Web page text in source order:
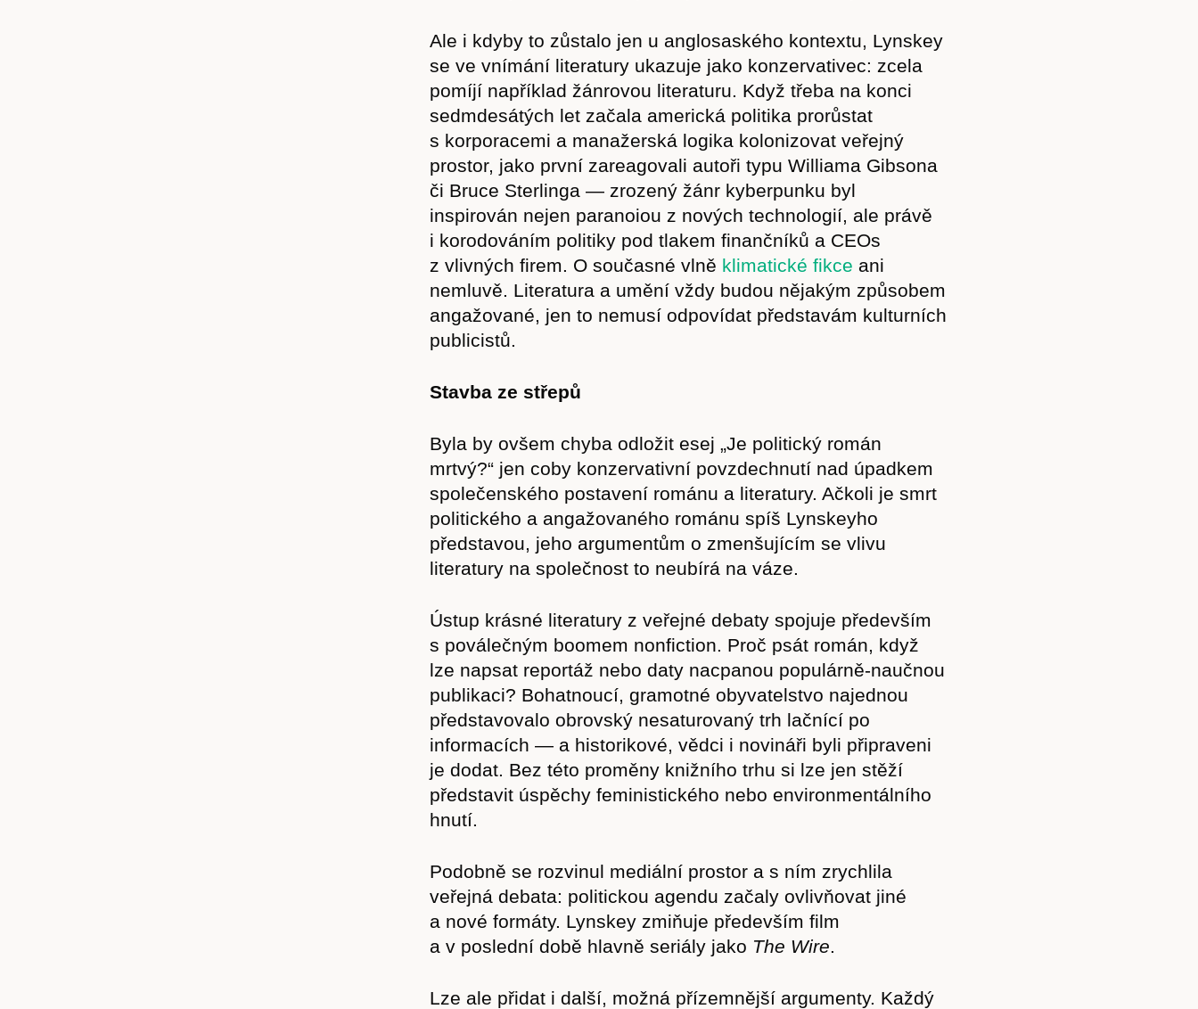
Ale i kdyby to zůstalo jen u anglosaského kontextu, Lynskey
se ve vnímání literatury ukazuje jako konzervativec: zcela
pomíjí například žánrovou literaturu. Když třeba na konci
sedmdesátých let začala americká politika prorůstat
s korporacemi a manažerská logika kolonizovat veřejný
prostor, jako první zareagovali autoři typu Williama Gibsona
či Bruce Sterlinga — zrozený žánr kyberpunku byl
inspirován nejen paranoiou z nových technologií, ale právě
i korodováním politiky pod tlakem finančníků a CEOs
z vlivných firem. O současné vlně klimatické fikce ani
nemluvě. Literatura a umění vždy budou nějakým způsobem
angažované, jen to nemusí odpovídat představám kulturních
publicistů.
Stavba ze střepů
Byla by ovšem chyba odložit esej „Je politický román
mrtvý?“ jen coby konzervativní povzdechnutí nad úpadkem
společenského postavení románu a literatury. Ačkoli je smrt
politického a angažovaného románu spíš Lynskeyho
představou, jeho argumentům o zmenšujícím se vlivu
literatury na společnost to neubírá na váze.
Ústup krásné literatury z veřejné debaty spojuje především
s poválečným boomem nonfiction. Proč psát román, když
lze napsat reportáž nebo daty nacpanou populárně-naučnou
publikaci? Bohatnoucí, gramotné obyvatelstvo najednou
představovalo obrovský nesaturovaný trh lačnící po
informacích — a historikové, vědci i novináři byli připraveni
je dodat. Bez této proměny knižního trhu si lze jen stěží
představit úspěchy feministického nebo environmentálního
hnutí.
Podobně se rozvinul mediální prostor a s ním zrychlila
veřejná debata: politickou agendu začaly ovlivňovat jiné
a nové formáty. Lynskey zmiňuje především film
a v poslední době hlavně seriály jako The Wire.
Lze ale přidat i další, možná přízemnější argumenty. Každý